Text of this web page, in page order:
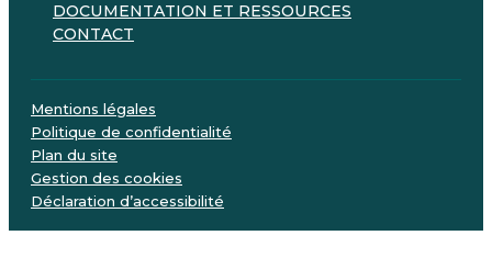
DOCUMENTATION ET RESSOURCES
CONTACT
Mentions légales
Politique de confidentialité
Plan du site
Gestion des cookies
Déclaration d’accessibilité